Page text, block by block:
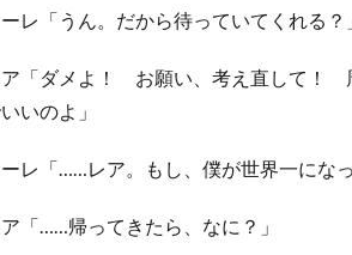
レ「うん。だから待っていてくれる？
ア「ダメよ！ お願い、考え直して！
いのよ」
レ「……レア。もし、僕が世界一にな
「……帰ってきたら、なに？」